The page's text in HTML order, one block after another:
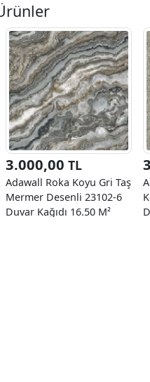
3.000,00 TL
Adawall Roka Koyu Gri Taş
Mermer Desenli 23102-6
Duvar Kağıdı 16.50 M²